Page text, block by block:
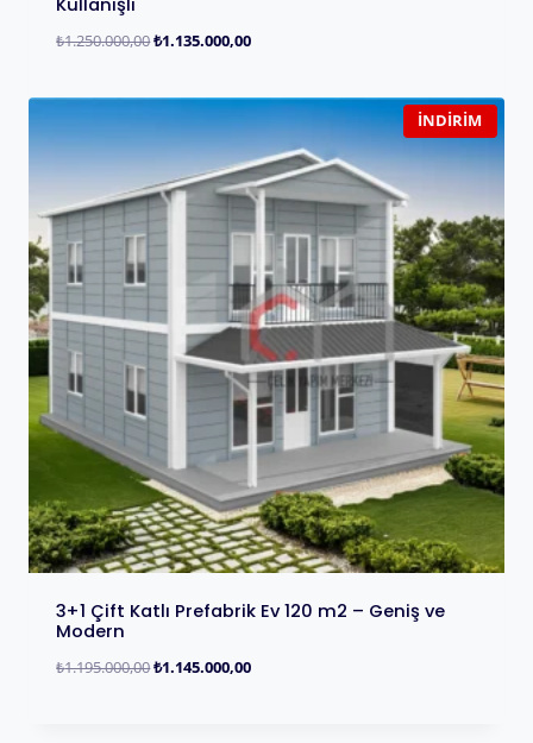
Kullanışlı
₺1.250.000,00₺1.135.000,00
İNDIRIM
3+1 Çift Katlı Prefabrik Ev 120 m2 – Geniş ve
Modern
₺1.195.000,00₺1.145.000,00